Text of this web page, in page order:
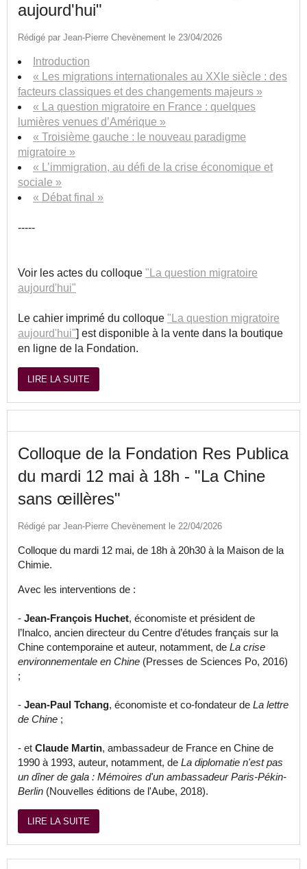
aujourd'hui"
Rédigé par Jean-Pierre Chevènement le 23/04/2026
Introduction
« Les migrations internationales au XXIe siècle : des
facteurs classiques et des changements majeurs »
« La question migratoire en France : quelques
lumières venues d’Amérique »
« Troisième gauche : le nouveau paradigme
migratoire »
« L’immigration, au défi de la crise économique et
sociale »
« Débat final »
-----
Voir les actes du colloque "La question migratoire
aujourd'hui"
Le cahier imprimé du colloque "La question migratoire
aujourd'hui"] est disponible à la vente dans la boutique
en ligne de la Fondation.
LIRE LA SUITE
Colloque de la Fondation Res Publica
du mardi 12 mai à 18h - "La Chine
sans œillères"
Rédigé par Jean-Pierre Chevènement le 22/04/2026
Colloque du mardi 12 mai, de 18h à 20h30 à la Maison de la
Chimie.
Avec les interventions de :
- Jean-François Huchet, économiste et président de
l’Inalco, ancien directeur du Centre d’études français sur la
Chine contemporaine et auteur, notamment, de La crise
environnementale en Chine (Presses de Sciences Po, 2016)
;
- Jean-Paul Tchang, économiste et co-fondateur de La lettre
de Chine ;
- et Claude Martin, ambassadeur de France en Chine de
1990 à 1993, auteur, notamment, de La diplomatie n'est pas
un dîner de gala : Mémoires d'un ambassadeur Paris-Pékin-
Berlin (Nouvelles éditions de l'Aube, 2018).
LIRE LA SUITE